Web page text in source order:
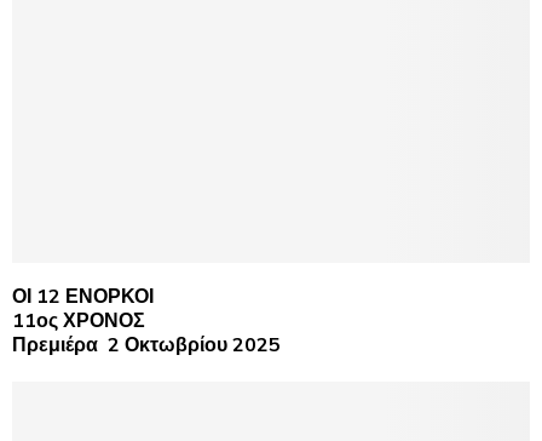
ΟΙ 12 ΕΝΟΡΚΟΙ
11ος ΧΡΟΝΟΣ
Πρεμιέρα 2 Οκτωβρίου 2025